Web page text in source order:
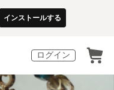
インストールする
ログイン